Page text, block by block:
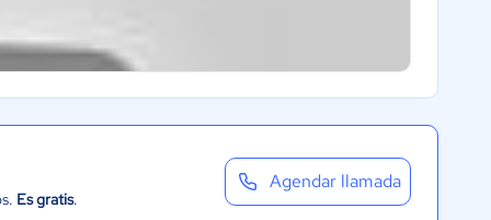
Es gratis.
Agendar llamada